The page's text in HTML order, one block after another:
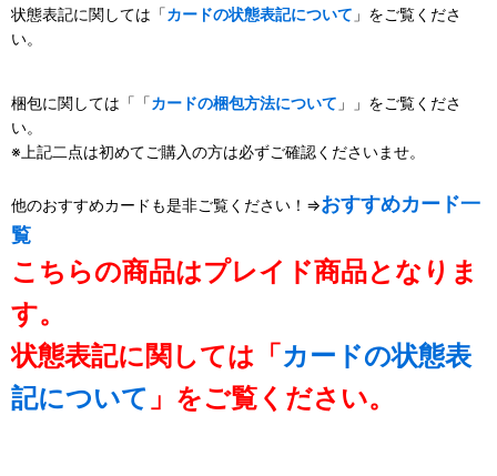
状態表記に関しては「カードの状態表記について 」をご覧くださ
い。
梱包に関しては「「カードの梱包方法について 」」をご覧くださ
い。
※上記二点は初めてご購入の方は必ずご確認くださいませ。
他のおすすめカードも是非ご覧ください！⇒おすすめカード一
覧
こちらの商品はプレイド商品となりま
す。
状態表記に関しては「カードの状態表
記について 」をご覧ください。